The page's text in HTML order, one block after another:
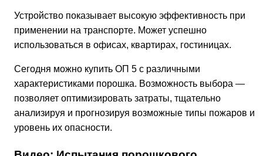
Устройство показывает высокую эффективность при
применении на транспорте. Может успешно
использоваться в офисах, квартирах, гостиницах.
Сегодня можно купить ОП 5 с различными
характеристиками порошка. Возможность выбора —
позволяет оптимизировать затраты, тщательно
анализируя и прогнозируя возможные типы пожаров и
уровень их опасности.